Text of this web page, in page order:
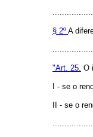
§ 2º A
"Art. 25. O
I - se o
II - se o